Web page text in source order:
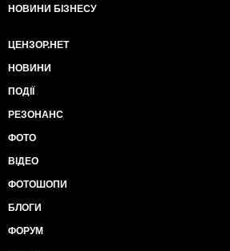
НОВИНИ БІЗНЕСУ
ЦЕНЗОР.НЕТ
НОВИНИ
ПОДІЇ
РЕЗОНАНС
ФОТО
ВІДЕО
ФОТОШОПИ
БЛОГИ
ФОРУМ